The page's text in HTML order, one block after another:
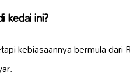
kedai ini?
kebiasaannya bermula